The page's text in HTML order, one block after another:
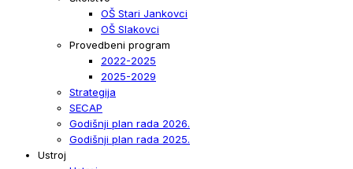
OŠ Stari Jankovci
OŠ Slakovci
Provedbeni program
2022-2025
2025-2029
Strategija
SECAP
Godišnji plan rada 2026.
Godišnji plan rada 2025.
Ustroj